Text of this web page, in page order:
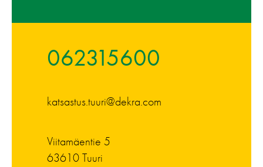
062315600
katsastus.tuuri@dekra.com
Viitamäentie 5
63610 Tuuri